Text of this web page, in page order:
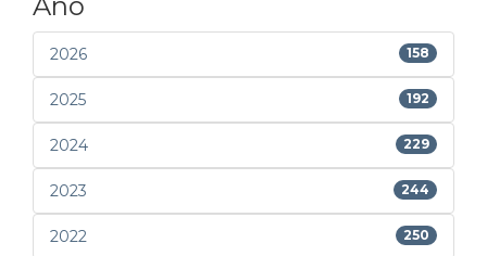
2026 158
2025 192
2024 229
2023 244
2022 250